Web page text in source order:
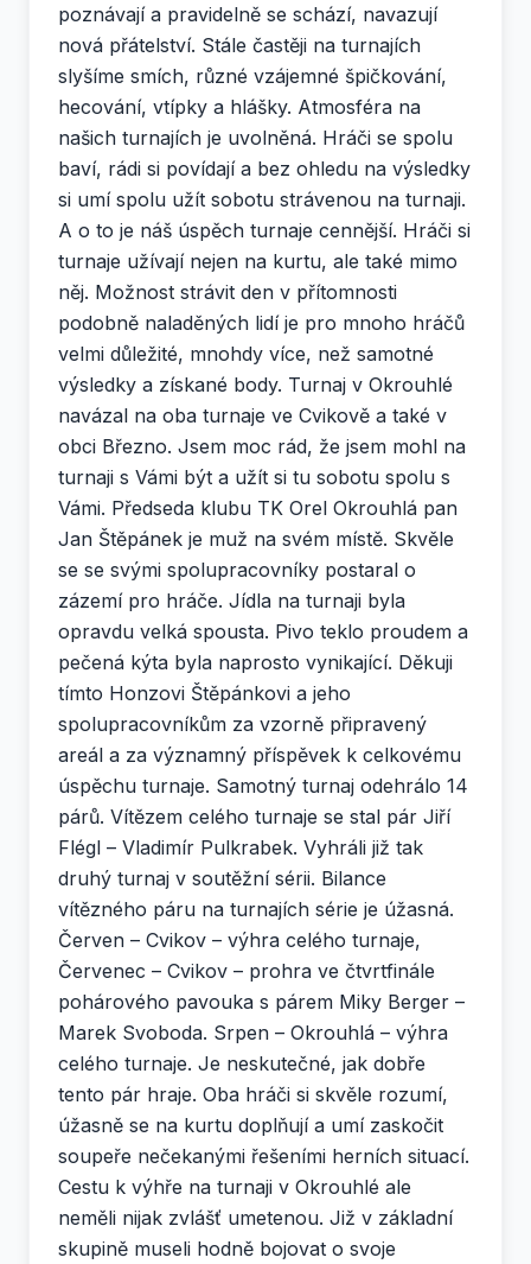
poznávají a pravidelně se schází, navazují
nová přátelství. Stále častěji na turnajích
slyšíme smích, různé vzájemné špičkování,
hecování, vtípky a hlášky. Atmosféra na
našich turnajích je uvolněná. Hráči se spolu
baví, rádi si povídají a bez ohledu na výsledky
si umí spolu užít sobotu strávenou na turnaji.
A o to je náš úspěch turnaje cennější. Hráči si
turnaje užívají nejen na kurtu, ale také mimo
něj. Možnost strávit den v přítomnosti
podobně naladěných lidí je pro mnoho hráčů
velmi důležité, mnohdy více, než samotné
výsledky a získané body. Turnaj v Okrouhlé
navázal na oba turnaje ve Cvikově a také v
obci Březno. Jsem moc rád, že jsem mohl na
turnaji s Vámi být a užít si tu sobotu spolu s
Vámi. Předseda klubu TK Orel Okrouhlá pan
Jan Štěpánek je muž na svém místě. Skvěle
se se svými spolupracovníky postaral o
zázemí pro hráče. Jídla na turnaji byla
opravdu velká spousta. Pivo teklo proudem a
pečená kýta byla naprosto vynikající. Děkuji
tímto Honzovi Štěpánkovi a jeho
spolupracovníkům za vzorně připravený
areál a za významný příspěvek k celkovému
úspěchu turnaje. Samotný turnaj odehrálo 14
párů. Vítězem celého turnaje se stal pár Jiří
Flégl – Vladimír Pulkrabek. Vyhráli již tak
druhý turnaj v soutěžní sérii. Bilance
vítězného páru na turnajích série je úžasná.
Červen – Cvikov – výhra celého turnaje,
Červenec – Cvikov – prohra ve čtvrtfinále
pohárového pavouka s párem Miky Berger –
Marek Svoboda. Srpen – Okrouhlá – výhra
celého turnaje. Je neskutečné, jak dobře
tento pár hraje. Oba hráči si skvěle rozumí,
úžasně se na kurtu doplňují a umí zaskočit
soupeře nečekanými řešeními herních situací.
Cestu k výhře na turnaji v Okrouhlé ale
neměli nijak zvlášť umetenou. Již v základní
skupině museli hodně bojovat o svoje